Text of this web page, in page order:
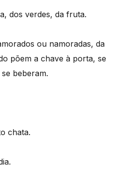
dos verdes, da fruta.
ou namoradas, da
põem a chave à porta, se
beberam.
chata.